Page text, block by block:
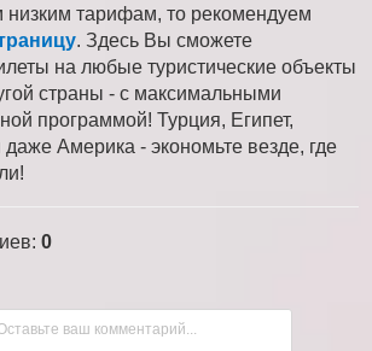
тарифам, то рекомендуем
. Здесь Вы сможете
на любые туристические объекты
страны - с максимальными
программой! Турция, Египет,
Америка - экономьте везде, где
: 0